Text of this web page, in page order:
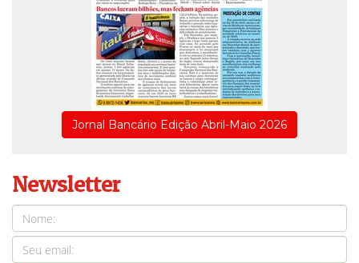
Jornal Bancário Edição Abril-Maio 2026
Newsletter